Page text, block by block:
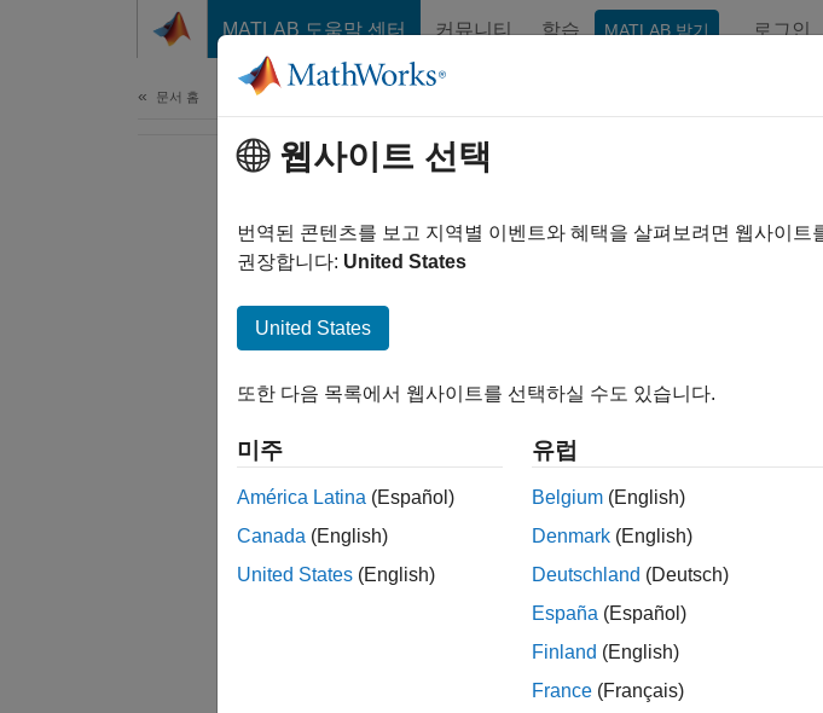
MATLAB 도움말 센터 커뮤니티 학습 MATLAB 받기 로그인
문서 홈
웹사이트 선택
번역된 콘텐츠를 보고 지역별 이벤트와 혜택을 살펴보려면 웹사이
권장합니다: United States
United States
또한 다음 목록에서 웹사이트를 선택하실 수도 있습니다.
미주
América Latina (Español)
Canada (English)
United States (English)
유럽
Belgium (English)
Denmark (English)
Deutschland (Deutsch)
España (Español)
Finland (English)
France (Français)